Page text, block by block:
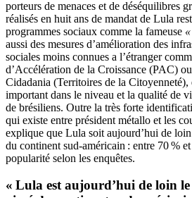
porteurs de menaces et de déséquilibres
réalisés en huit ans de mandat de Lula
programmes sociaux comme la fameuse
aussi des mesures d’amélioration des
sociales moins connues a l’étranger
d’Accélération de la Croissance (PAC)
Cidadania (Territoires de la Citoyenneté),
important dans le niveau et la qualité de
de brésiliens. Outre la très forte
qui existe entre président métallo et les
explique que Lula soit aujourd’hui de
du continent sud-américain : entre 70 %
popularité selon les enquêtes.
« Lula est aujourd’hui de loin